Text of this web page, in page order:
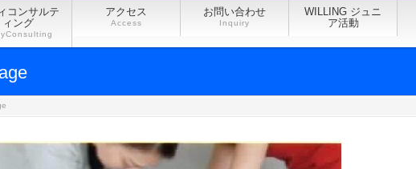
コンサルテ
ィング
アクセス
Access
お問い合わせ
Inquiry
WILLING ジュニ
ア活動